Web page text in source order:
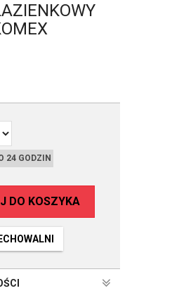
24 GODZIN
DO KOSZYKA